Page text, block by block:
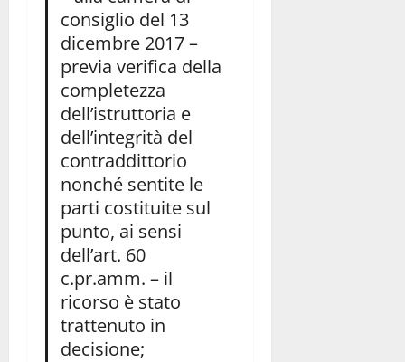
consiglio del 13
dicembre 2017 –
previa verifica della
completezza
dell’istruttoria e
dell’integrità del
contraddittorio
nonché sentite le
parti costituite sul
punto, ai sensi
dell’art. 60
c.pr.amm. – il
ricorso è stato
trattenuto in
decisione;